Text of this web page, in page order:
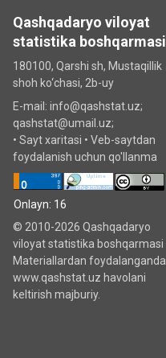
Qashqadaryo viloyat
statistika boshqarmasi
180100, Qarshi sh, Mustаqillik
shoh ko‘chаsi, 2b-uy
E-mail: info@qashstat.uz;
qashstat@umail.uz;
• Sayt xaritasi • Veb-saytdan
foydalanish uchun qo'llanma
Onlayn: 16
© 2010-2026 Qashqadaryo
viloyat statistika boshqarmasi
Materiallardan foydalanganda
www.qashstat.uz havolani
keltirish majburiy.